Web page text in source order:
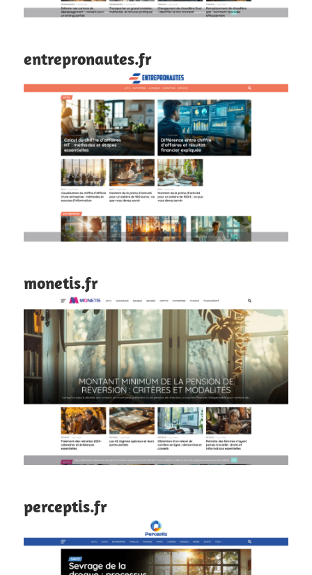
entrepronautes.fr
monetis.fr
perceptis.fr